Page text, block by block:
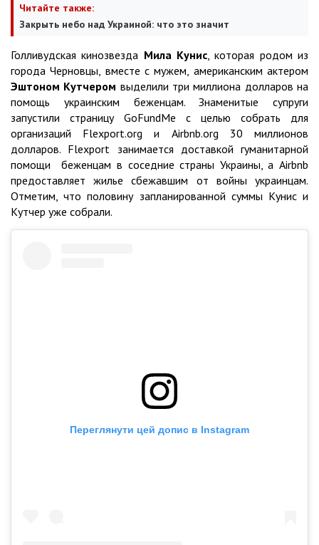
Читайте также:
Закрыть небо над Украиной: что это значит
Голливудская кинозвезда Мила Кунис , которая родом из
города Черновцы, вместе с мужем, американским актером
Эштоном Кутчером выделили три миллиона долларов на
помощь украинским беженцам. Знаменитые супруги
запустили страницу GoFundMe с целью собрать для
организаций Flexport.org и Airbnb.org 30 миллионов
долларов. Flexport занимается доставкой гуманитарной
помощи беженцам в соседние страны Украины, а Airbnb
предоставляет жилье сбежавшим от войны украинцам.
Отметим, что половину запланированной суммы Кунис и
Кутчер уже собрали.
Переглянути цей допис в Instagram